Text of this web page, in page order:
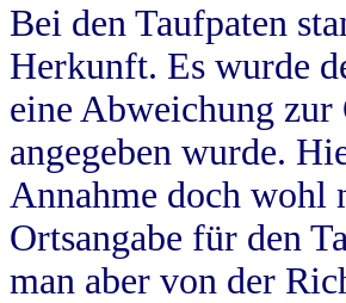
Bei den Taufpaten
Herkunft. Es wurde
eine Abweichung zur
angegeben wurde.
Annahme doch wohl
Ortsangabe für den
man aber von der